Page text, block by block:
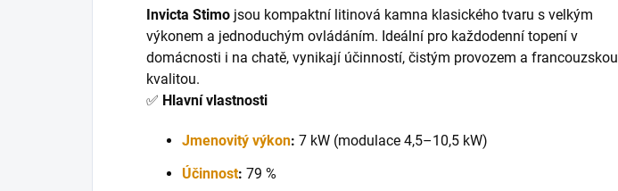
Invicta Stimo jsou kompaktní litinová kamna klasického tvaru s velkým
výkonem a jednoduchým ovládáním. Ideální pro každodenní topení v
domácnosti i na chatě, vynikají účinností, čistým provozem a francouzskou
kvalitou.
✅ Hlavní vlastnosti
Jmenovitý výkon: 7 kW (modulace 4,5–10,5 kW)
Účinnost: 79 %